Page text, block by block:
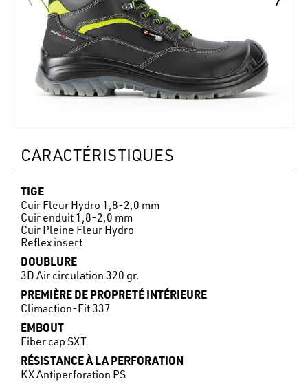
CARACTÉRISTIQUES
TIGE
Cuir Fleur Hydro 1,8-2,0 mm
Cuir enduit 1,8-2,0 mm
Cuir Pleine Fleur Hydro
Reflex insert
DOUBLURE
3D Air circulation 320 gr.
PREMIÈRE DE PROPRETÉ INTÉRIEURE
Climaction-Fit 337
EMBOUT
Fiber cap SXT
RÉSISTANCE À LA PERFORATION
KX Antiperforation PS